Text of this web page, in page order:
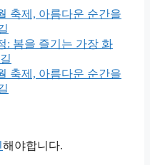
축제, 아름다운 순간을
: 봄을 즐기는 가장 화
축제, 아름다운 순간을
해야합니다.